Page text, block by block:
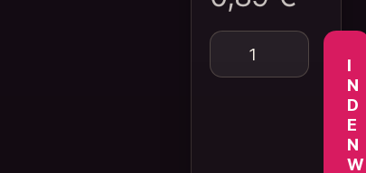
Sonne,
I
N
D
E
N
W